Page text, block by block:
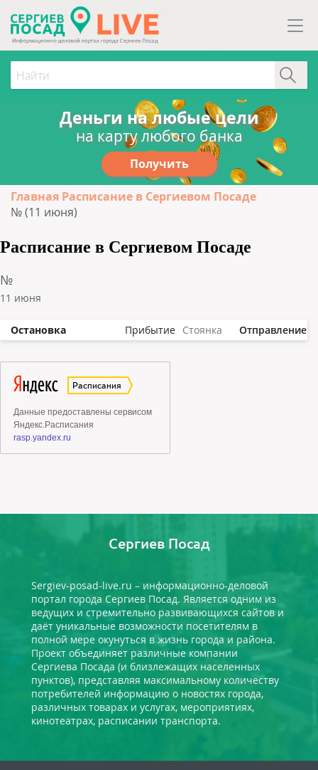
Деньги на любые цели
на карту любого банка
Получить
Главная Расписание в Сергиевом Посаде
№ (11 июня)
Расписание в Сергиевом Посаде
№
11 июня
Остановка Прибытие Стоянка Отправление
Сергиев Посад
Sergiev-posad-live.ru – информационно-деловой
портал города Сергиев Посад. Является одним из
ведущих и стремительно развивающихся сайтов и
даёт уникальные возможности посетителям в
полной мере окунуться в жизнь города и района.
Проект объединяет различные компании
Сергиева Посада (и близлежащих населенных
пунктов), представляя максимальному количеству
потребителей информацию о новостях города,
различных товарах и услугах, мероприятиях,
кинотеатрах, расписании транспорта.